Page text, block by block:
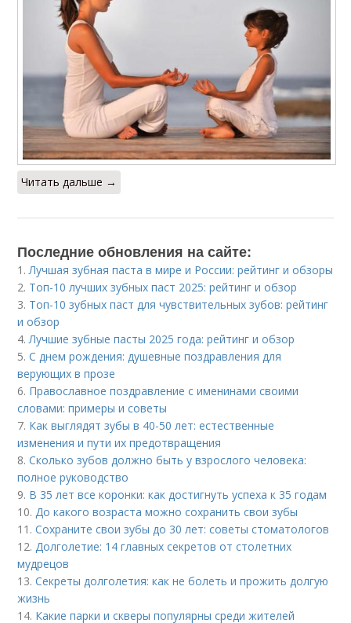
Читать дальше →
Последние обновления на сайте:
1.Лучшая зубная паста в мире и России: рейтинг и обзоры
2. Топ-10 лучших зубных паст 2025: рейтинг и обзор
3. Топ-10 зубных паст для чувствительных зубов: рейтинг
и обзор
4.Лучшие зубные пасты 2025 года: рейтинг и обзор
5.С днем рождения: душевные поздравления для
верующих в прозе
6. Православное поздравление с именинами своими
словами: примеры и советы
7. Как выглядят зубы в 40-50 лет: естественные
изменения и пути их предотвращения
8.Сколько зубов должно быть у взрослого человека:
полное руководство
9. В 35 лет все коронки: как достигнуть успеха к 35 годам
10.До какого возраста можно сохранить свои зубы
11.Сохраните свои зубы до 30 лет: советы стоматологов
12.Долголетие: 14 главных секретов от столетних
мудрецов
13.Секреты долголетия: как не болеть и прожить долгую
жизнь
14. Какие парки и скверы популярны среди жителей